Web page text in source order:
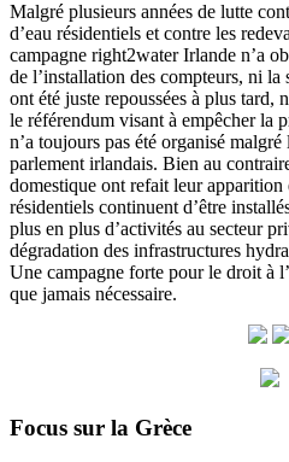
Malgré plusieurs années de lutte
d’eau résidentiels et contre les
campagne right2water Irlande n’a
de l’installation des compteurs, ni la
ont été juste repoussées à plus
le référendum visant à empêcher la
n’a toujours pas été organisé
parlement irlandais. Bien au
domestique ont refait leur apparition
résidentiels continuent d’être
plus en plus d’activités au secteur
dégradation des infrastructures
Une campagne forte pour le droit à
que jamais nécessaire.
Focus sur la Grèce